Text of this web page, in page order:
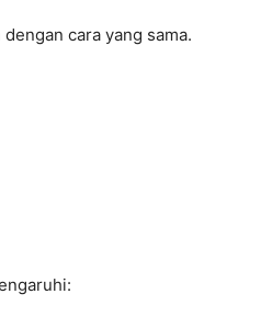
cara yang sama.